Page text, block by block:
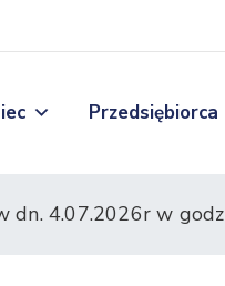
Przedsiębiorca
4.07.2026r w